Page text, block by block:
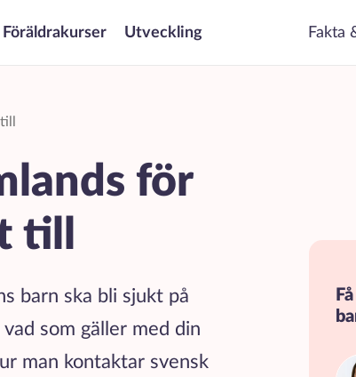
Föräldrakurser Utveckling Fakta
för
till
barn ska bli sjukt på
som gäller med din
man kontaktar svensk